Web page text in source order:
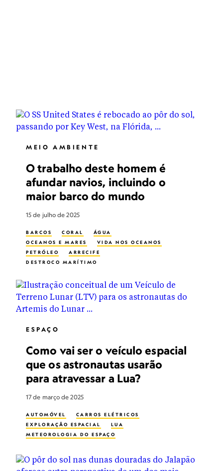
MEIO AMBIENTE
O trabalho deste homem é
afundar navios, incluindo o
maior barco do mundo
15 de julho de 2025
BARCOS CORAL
ÁGUA
OCEANOS E MARES
VIDA NOS OCEANOS
PETRÓLEO
ARRECIFE
DESTROÇO MARÍTIMO
ESPAÇO
Como vai ser o veículo espacial
que os astronautas usarão
para atravessar a Lua?
17 de março de 2025
AUTOMÓVEL
CARROS ELÉTRICOS
EXPLORAÇÃO ESPACIAL
LUA
METEOROLOGIA DO ESPAÇO